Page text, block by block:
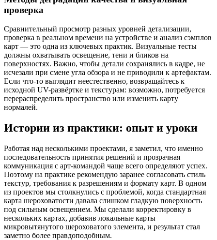
проверка
Сравнительный просмотр разных уровней детализации,
проверка в реальном времени на устройстве и анализ сэмплов
карт — это одна из ключевых практик. Визуальные тесты
должны охватывать освещение, тени и бликов на
поверхностях. Важно, чтобы детали сохранялись в кадре, не
исчезали при смене угла обзора и не приводили к артефактам.
Если что-то выглядит неестественно, возвращайтесь к
исходной UV-развёртке и текстурам: возможно, потребуется
перераспределить пространство или изменить карту
нормалей.
Истории из практики: опыт и уроки
Работая над несколькими проектами, я заметил, что именно
последовательность принятия решений и прозрачная
коммуникация с арт-командой чаще всего определяют успех.
Поэтому на практике рекомендую заранее согласовать стиль
текстур, требования к разрешениям и формату карт. В одном
из проектов мы столкнулись с проблемой, когда стандартная
карта шероховатости давала слишком гладкую поверхность
под сильным освещением. Мы сделали корректировку в
нескольких картах, добавив локальные карты
микровытянутого шероховатого элемента, и результат стал
заметно более правдоподобным.